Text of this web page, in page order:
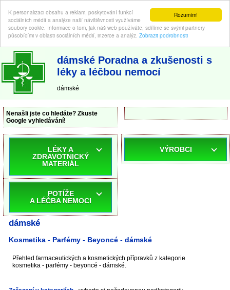
Rozumím!
K personalizaci obsahu a reklam, poskytování funkcí
sociálních médií a analýze naší návštěvnosti využíváme
soubory cookie. Informace o tom, jak náš web používáte, sdílíme se svými partnery
působícími v oblasti sociálních médií, inzerce a analýz. Zobrazit podrobnosti
ABC-LEKARNA.cz | Poradna a zkušenosti s léky a léčbou nemocí
dámské Poradna a zkušenosti s
léky a léčbou nemocí
dámské
Nenašli jste co hledáte? Zkuste
Google vyhledávání!
LÉKY A
ZDRAVOTNICKÝ
MATERIÁL
POTÍŽE
A LÉČBA NEMOCI
VÝROBCI
dámské
Kosmetika - Parfémy - Beyoncé - dámské
Přehled farmaceutických a kosmetických přípravků z kategorie
kosmetika - parfémy - beyoncé - dámské.